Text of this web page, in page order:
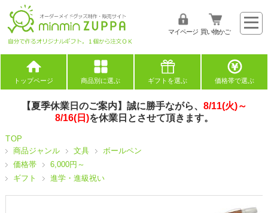
マイページ 買い物かご
トップページ 商品別に選ぶ ギフトを選ぶ 価格帯で選ぶ
【夏季休業日のご案内】誠に勝手ながら、 8/11(火)～
8/16(日)を休業日とさせて頂きます。
TOP
商品ジャンル
文具
ボールペン
価格帯
6,000円～
ギフト
進学・進級祝い